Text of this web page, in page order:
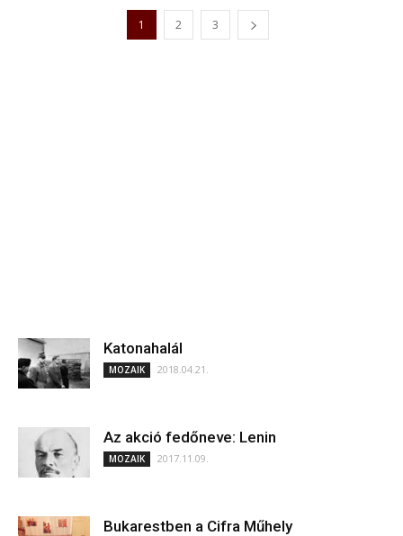
1 2 3
Katonahalál
MOZAIK 2018.04.21.
Az akció fedőneve: Lenin
MOZAIK 2017.11.09.
Bukarestben a Cifra Műhely